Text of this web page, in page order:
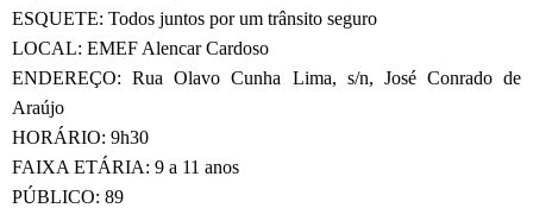
ESQUETE: Todos juntos por um trânsito seguro
LOCAL: EMEF Alencar Cardoso
ENDEREÇO: Rua Olavo Cunha Lima, s/n, José Conrado de
Araújo
HORÁRIO: 9h30
FAIXA ETÁRIA: 9 a 11 anos
PÚBLICO: 89